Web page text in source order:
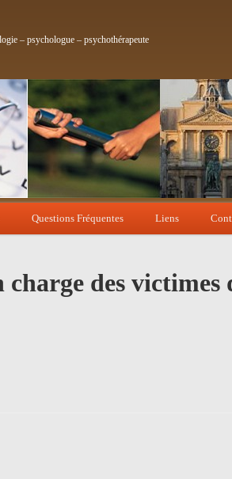
– psychologue – psychothérapeute
Questions Fréquentes Liens
des